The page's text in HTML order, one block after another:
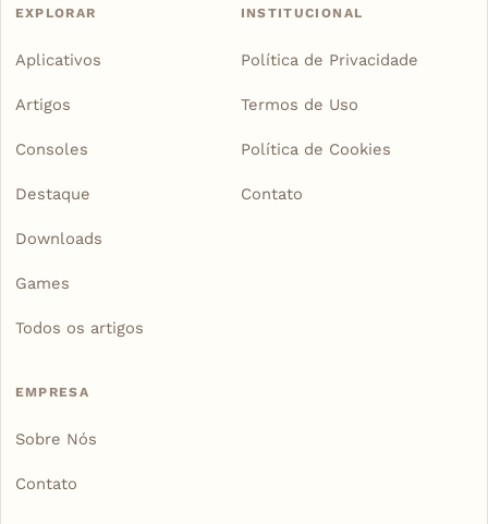
EXPLORAR
Aplicativos
Artigos
Consoles
Destaque
Downloads
Games
Todos os artigos
INSTITUCIONAL
Política de Privacidade
Termos de Uso
Política de Cookies
Contato
EMPRESA
Sobre Nós
Contato